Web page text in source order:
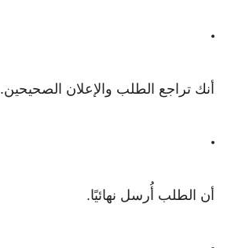
أنك تراجع الطلب والإعلان الصحيحين.
أن الطلب أُرسل نهائيًا.